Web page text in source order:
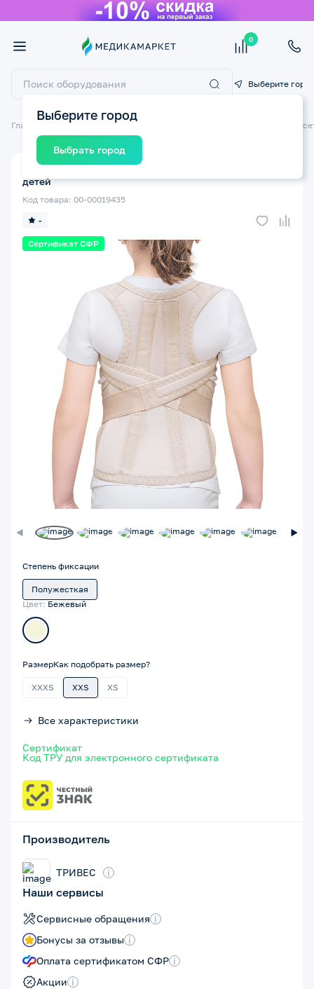
0
Выберите город
Выберите город
Выбрать город
Главная Ортопедические изделия Ортопедические бандажи и
Сертификат СФР
-
Код товара: 00-00019435
детей
Степень фиксации
Полужесткая
Цвет: Бежевый
РазмерКак подобрать размер?
XXXS XXS XS
Все характеристики
Сертификат
Код ТРУ для электронного сертификата
Производитель
ТРИВЕС i
Наши сервисы
Сервисные обращения i
Бонусы за отзывы i
Оплата сертификатом СФР i
Акции i